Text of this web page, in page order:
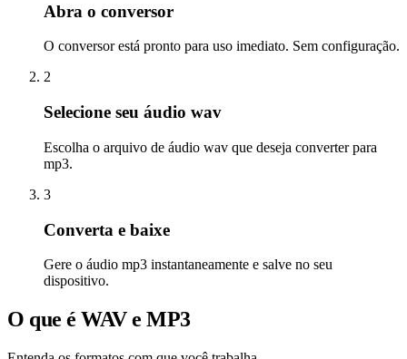
Abra o conversor
O conversor está pronto para uso imediato. Sem configuração.
2
Selecione seu áudio wav
Escolha o arquivo de áudio wav que deseja converter para
mp3.
3
Converta e baixe
Gere o áudio mp3 instantaneamente e salve no seu
dispositivo.
O que é WAV e MP3